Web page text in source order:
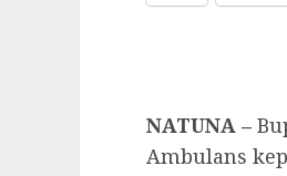
NATUNA –
Ambulans